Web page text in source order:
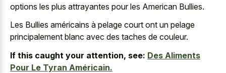
options les plus attrayantes pour les American Bullies.
Les Bullies américains à pelage court ont un pelage
principalement blanc avec des taches de couleur.
If this caught your attention, see: Des Aliments
Pour Le Tyran Américain.